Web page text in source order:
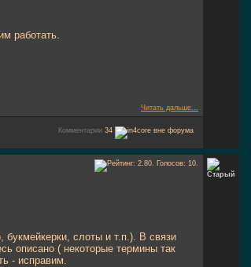
работать.
Читать дальше...
Комментарии 34
букмейкерки, слоты и т.п.). В связи
описано ( некоторые термины так
- исправим.